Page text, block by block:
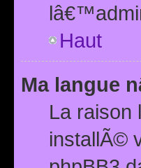
Haut
Ma langue
La
installÃ©